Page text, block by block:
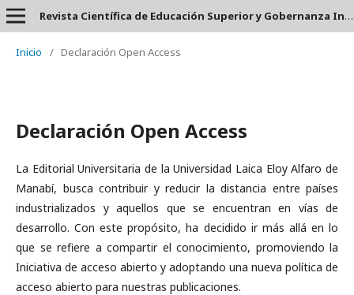
Revista Científica de Educación Superior y Gobernanza Interuniversitaria Aula 24 - ISSN: 2953-660X
Inicio / Declaración Open Access
Declaración Open Access
La Editorial Universitaria de la Universidad Laica Eloy Alfaro de
Manabí, busca contribuir y reducir la distancia entre países
industrializados y aquellos que se encuentran en vías de
desarrollo. Con este propósito, ha decidido ir más allá en lo
que se refiere a compartir el conocimiento, promoviendo la
Iniciativa de acceso abierto y adoptando una nueva política de
acceso abierto para nuestras publicaciones.